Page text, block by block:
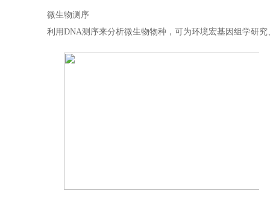
微生物测序
利用DNA测序来分析微生物物种，可为环境宏基因组学研